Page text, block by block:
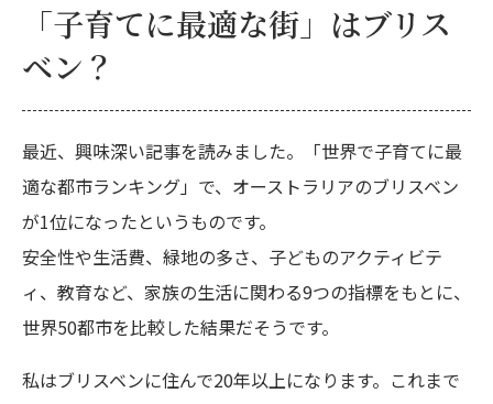
「子育てに最適な街」はブリス
ベン？
最近、興味深い記事を読みました。「世界で子育てに最
適な都市ランキング」で、オーストラリアのブリスベン
が1位になったというものです。
安全性や生活費、緑地の多さ、子どものアクティビテ
ィ、教育など、家族の生活に関わる9つの指標をもとに、
世界50都市を比較した結果だそうです。
私はブリスベンに住んで20年以上になります。これまで